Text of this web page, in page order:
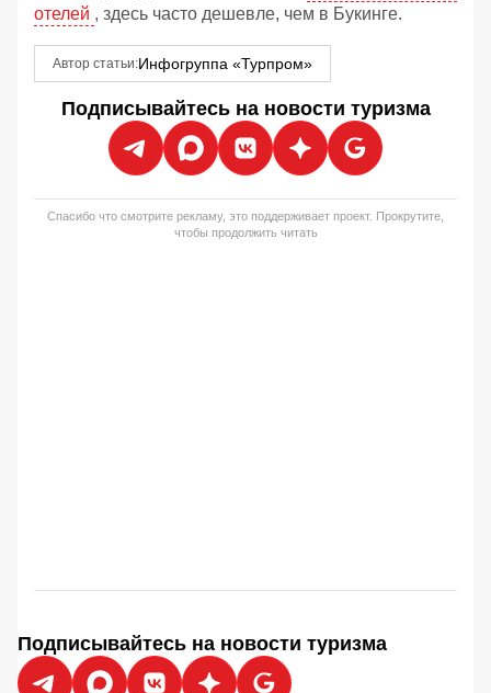
отелей , здесь часто дешевле, чем в Букинге.
Автор статьи:Инфогруппа «Турпром»
Подписывайтесь на новости туризма
Спасибо что смотрите рекламу, это поддерживает проект. Прокрутите,
чтобы продолжить читать
Подписывайтесь на новости туризма